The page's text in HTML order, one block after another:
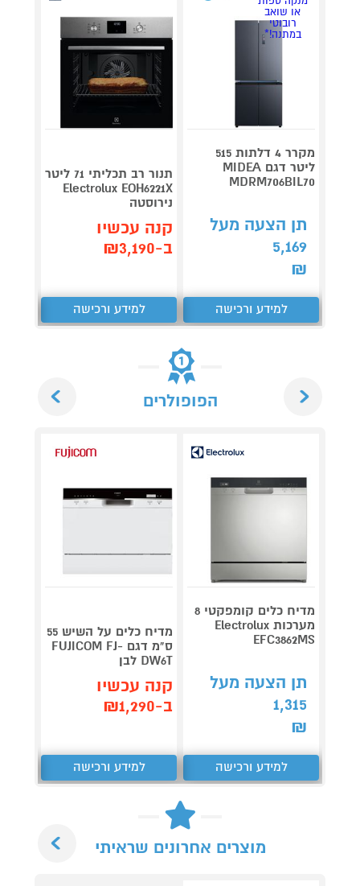
או שואב
רובוטי
במתנה!*
מקרר 4 דלתות 515
ליטר דגם MIDEA
MDRM706BIL70
תן הצעה מעל
5,169
₪
למידע ורכישה
תנור רב תכליתי 71 ליטר
Electrolux EOH6221X
נירוסטה
קנה עכשיו
ב-₪3,190
למידע ורכישה
הפופולרים
מדיח כלים קומפקטי 8
מערכות Electrolux
EFC3862MS
תן הצעה מעל
1,315
₪
למידע ורכישה
מדיח כלים על השיש 55
ס"מ דגם FUJICOM FJ-
DW6T לבן
קנה עכשיו
ב-₪1,290
למידע ורכישה
מוצרים אחרונים שראיתי